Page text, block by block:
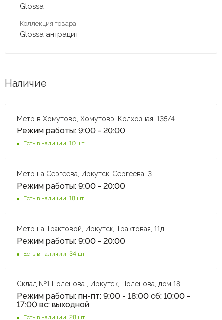
Glossa
Коллекция товара
Glossa антрацит
Наличие
Метр в Хомутово, Хомутово, Колхозная, 135/4
Режим работы: 9:00 - 20:00
Есть в наличии: 10 шт
Метр на Сергеева, Иркутск, Сергеева, 3
Режим работы: 9:00 - 20:00
Есть в наличии: 18 шт
Метр на Трактовой, Иркутск, Трактовая, 11д
Режим работы: 9:00 - 20:00
Есть в наличии: 34 шт
Склад №1 Поленова , Иркутск, Поленова, дом 18
Режим работы: пн-пт: 9:00 - 18:00 сб: 10:00 -
17:00 вс: выходной
Есть в наличии: 28 шт